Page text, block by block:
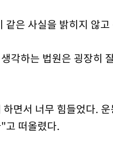
같은 사실을 밝히지 않
각하는 법원은 굉장히
면서 너무 힘들었다.
고 떠올렸다.